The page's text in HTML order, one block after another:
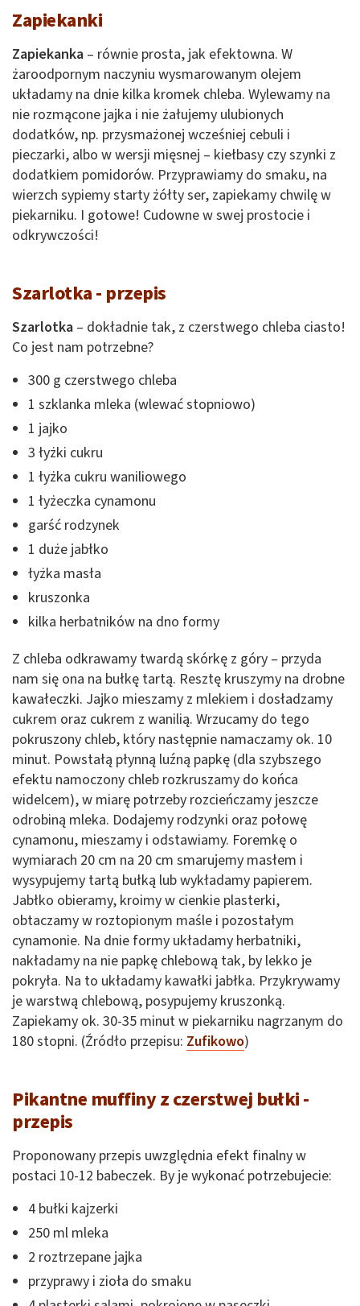
Zapiekanki
Zapiekanka – równie prosta, jak efektowna. W
żaroodpornym naczyniu wysmarowanym olejem
układamy na dnie kilka kromek chleba. Wylewamy na
nie rozmącone jajka i nie żałujemy ulubionych
dodatków, np. przysmażonej wcześniej cebuli i
pieczarki, albo w wersji mięsnej – kiełbasy czy szynki z
dodatkiem pomidorów. Przyprawiamy do smaku, na
wierzch sypiemy starty żółty ser, zapiekamy chwilę w
piekarniku. I gotowe! Cudowne w swej prostocie i
odkrywczości!
Szarlotka - przepis
Szarlotka – dokładnie tak, z czerstwego chleba ciasto!
Co jest nam potrzebne?
300 g czerstwego chleba
1 szklanka mleka (wlewać stopniowo)
1 jajko
3 łyżki cukru
1 łyżka cukru waniliowego
1 łyżeczka cynamonu
garść rodzynek
1 duże jabłko
łyżka masła
kruszonka
kilka herbatników na dno formy
Z chleba odkrawamy twardą skórkę z góry – przyda
nam się ona na bułkę tartą. Resztę kruszymy na drobne
kawałeczki. Jajko mieszamy z mlekiem i dosładzamy
cukrem oraz cukrem z wanilią. Wrzucamy do tego
pokruszony chleb, który następnie namaczamy ok. 10
minut. Powstałą płynną luźną papkę (dla szybszego
efektu namoczony chleb rozkruszamy do końca
widelcem), w miarę potrzeby rozcieńczamy jeszcze
odrobiną mleka. Dodajemy rodzynki oraz połowę
cynamonu, mieszamy i odstawiamy. Foremkę o
wymiarach 20 cm na 20 cm smarujemy masłem i
wysypujemy tartą bułką lub wykładamy papierem.
Jabłko obieramy, kroimy w cienkie plasterki,
obtaczamy w roztopionym maśle i pozostałym
cynamonie. Na dnie formy układamy herbatniki,
nakładamy na nie papkę chlebową tak, by lekko je
pokryła. Na to układamy kawałki jabłka. Przykrywamy
je warstwą chlebową, posypujemy kruszonką.
Zapiekamy ok. 30-35 minut w piekarniku nagrzanym do
180 stopni. (Źródło przepisu: Zufikowo)
Pikantne muffiny z czerstwej bułki -
przepis
Proponowany przepis uwzględnia efekt finalny w
postaci 10-12 babeczek. By je wykonać potrzebujecie:
4 bułki kajzerki
250 ml mleka
2 roztrzepane jajka
przyprawy i zioła do smaku